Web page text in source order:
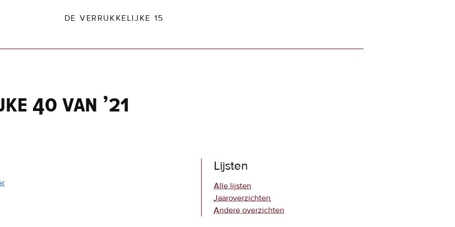
DE VERRUKKELIJKE 15
40 van ’21
Lijsten
Alle lijsten
Jaaroverzichten
Andere overzichten